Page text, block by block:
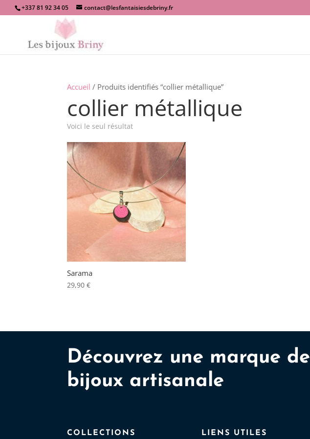
+337 81 92 34 05 contact@lesfantaisiesdebriny.fr
Accueil / Produits identifiés “collier métallique”
collier métallique
Voici le seul résultat
Sarama
29,90 €
Découvrez une marque de
bijoux artisanale
COLLECTIONS LIENS UTILES